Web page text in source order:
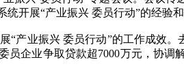
统开展“产业振兴 委员行动”的经验
业振兴 委员行动”的工作成效。
员企业争取贷款超7000万元，协